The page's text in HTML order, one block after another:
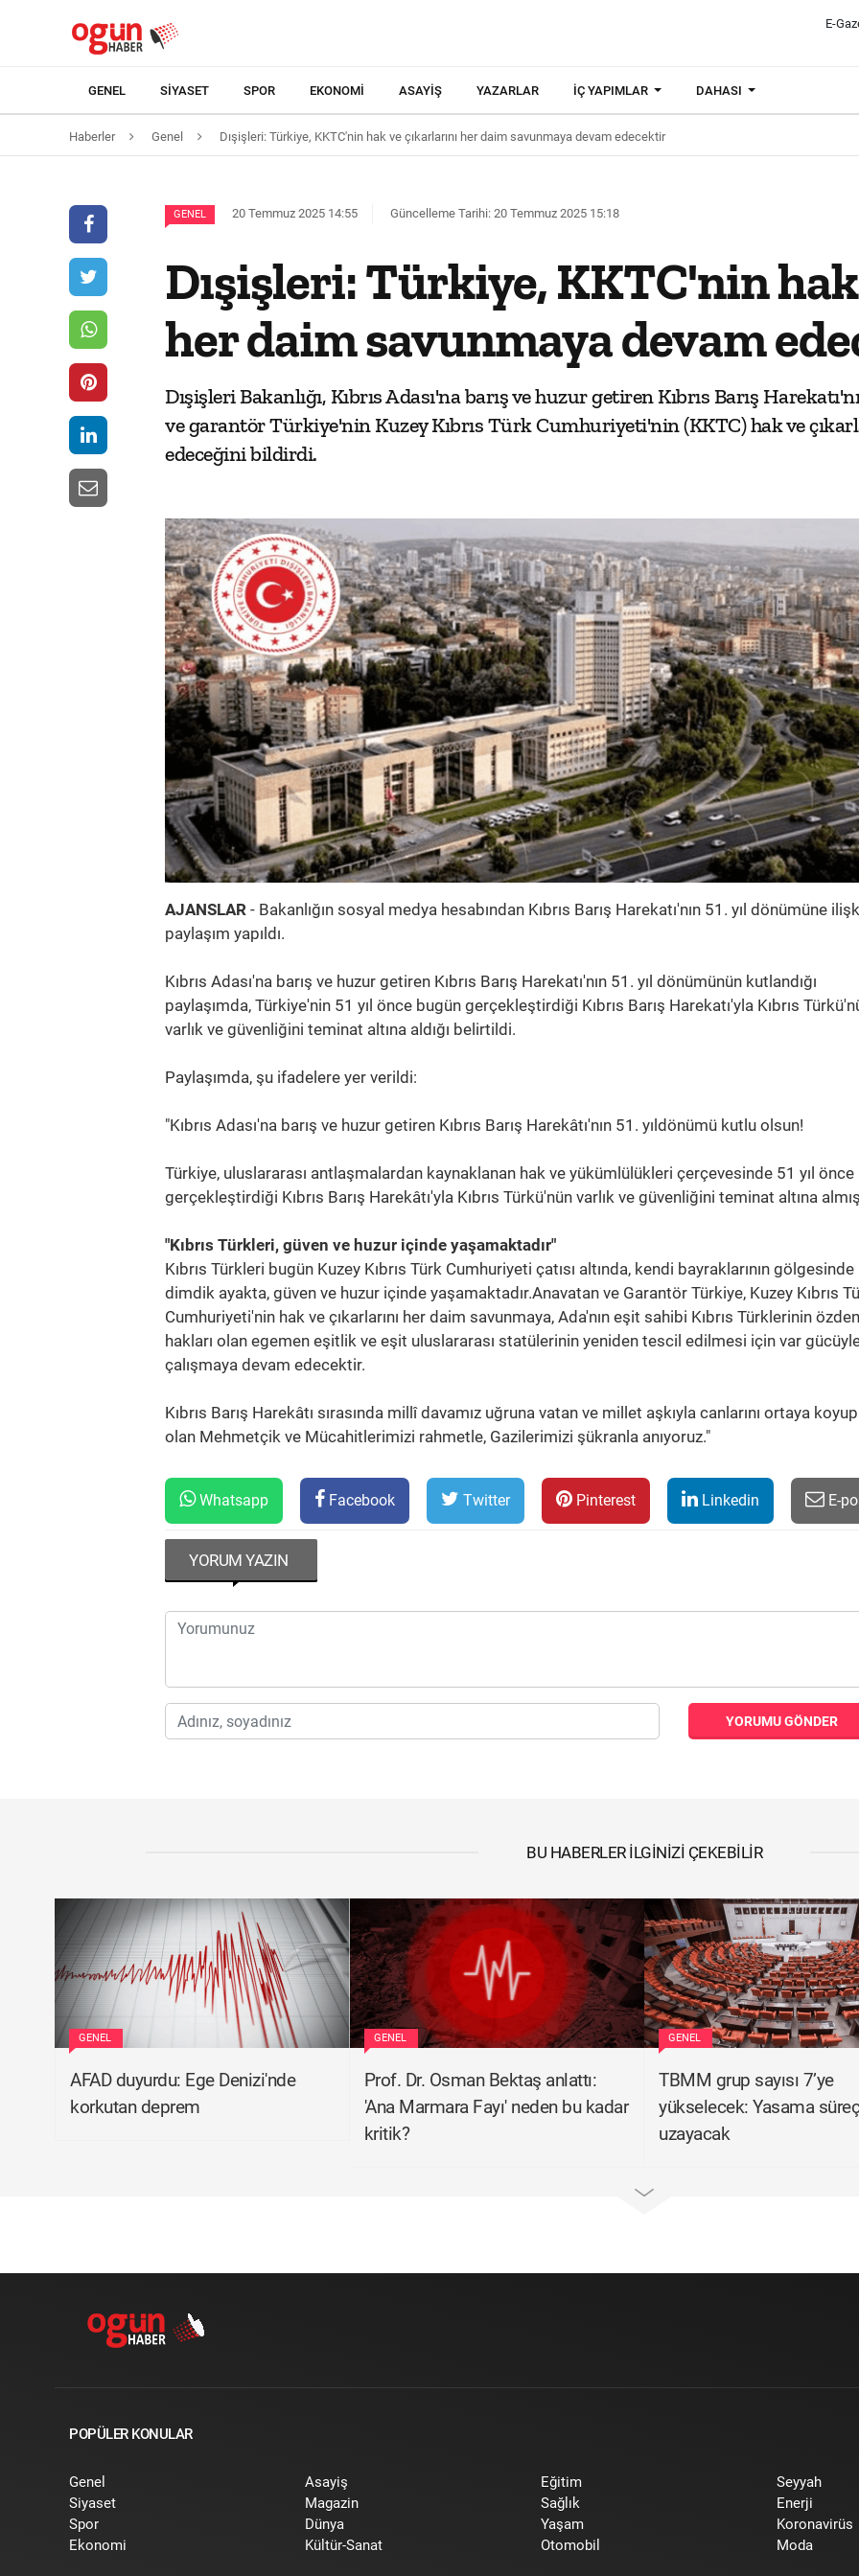
E-
GENEL SIYASET SPOR EKONOMI ASAYIŞ YAZARLAR İÇ YAPIMLAR DAHASI
Haberler Genel Dışişleri: Türkiye, KKTC'nin hak ve çıkarlarını her daim savunmaya devam edecektir
GENEL 20 Temmuz 2025 14:55 Güncelleme Tarihi: 20 Temmuz 2025 15:18
Dışişleri: Türkiye, KKTC'nin hak
her daim savunmaya devam
Dışişleri Bakanlığı, Kıbrıs Adası'na barış ve huzur getiren Kıbrıs Barış
ve garantör Türkiye'nin Kuzey Kıbrıs Türk Cumhuriyeti'nin (KKTC) hak ve
edeceğini bildirdi.
AJANSLAR - Bakanlığın sosyal medya hesabından Kıbrıs Barış Harekatı'nın 51. yıl dönümüne
paylaşım yapıldı.
Kıbrıs Adası'na barış ve huzur getiren Kıbrıs Barış Harekatı'nın 51. yıl dönümünün kutlandığı
paylaşımda, Türkiye'nin 51 yıl önce bugün gerçekleştirdiği Kıbrıs Barış Harekatı'yla Kıbrıs
varlık ve güvenliğini teminat altına aldığı belirtildi.
Paylaşımda, şu ifadelere yer verildi:
"Kıbrıs Adası'na barış ve huzur getiren Kıbrıs Barış Harekâtı'nın 51. yıldönümü kutlu olsun!
Türkiye, uluslararası antlaşmalardan kaynaklanan hak ve yükümlülükleri çerçevesinde 51 yıl önce
gerçekleştirdiği Kıbrıs Barış Harekâtı'yla Kıbrıs Türkü'nün varlık ve güvenliğini teminat altına
"Kıbrıs Türkleri, güven ve huzur içinde yaşamaktadır"
Kıbrıs Türkleri bugün Kuzey Kıbrıs Türk Cumhuriyeti çatısı altında, kendi bayraklarının gölgesinde
dimdik ayakta, güven ve huzur içinde yaşamaktadır.Anavatan ve Garantör Türkiye, Kuzey Kıbrıs
Cumhuriyeti'nin hak ve çıkarlarını her daim savunmaya, Ada'nın eşit sahibi Kıbrıs Türklerinin özden
hakları olan egemen eşitlik ve eşit uluslararası statülerinin yeniden tescil edilmesi için var
çalışmaya devam edecektir.
Kıbrıs Barış Harekâtı sırasında millî davamız uğruna vatan ve millet aşkıyla canlarını ortaya
olan Mehmetçik ve Mücahitlerimizi rahmetle, Gazilerimizi şükranla anıyoruz."
Whatsapp Facebook Twitter Pinterest Linkedin E-
YORUM YAZIN
YORUMU GÖNDER
BU HABERLER İLGINIZI ÇEKEBILIR
GENEL
AFAD duyurdu: Ege Denizi'nde
korkutan deprem
GENEL
Prof. Dr. Osman Bektaş anlattı:
'Ana Marmara Fayı' neden bu kadar
kritik?
GENEL
TBMM grup sayısı 7’ye
yükselecek: Yasama
uzayacak
POPÜLER KONULAR
Genel
Siyaset
Spor
Ekonomi
Asayiş
Magazin
Dünya
Kültür-Sanat
Eğitim
Sağlık
Yaşam
Otomobil
Seyyah
Enerji
Koronavirüs
Moda